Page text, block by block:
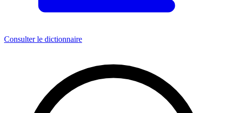
Consulter le dictionnaire